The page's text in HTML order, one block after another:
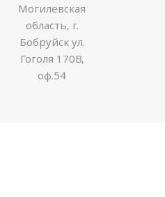
Могилевская
область, г.
Бобруйск ул.
Гоголя 170В,
оф.54